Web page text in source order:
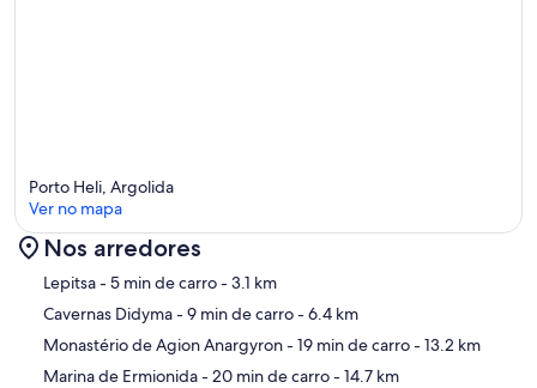
Wellness, Fitness & Experiences
• Yoga & Pilates classes – private sessions or group activities
• Personal training & rejuvenating massages – customized to
individual fitness levels
• Private sports instruction for kids and adults – tennis, basketball,
yoga, and swimming lessons, all led by certified coaches
• Swimming pool instructor for kids and adults available upon
• Tailored wellness treatments – ice bath therapy, guided relaxation,
and mindful breathing
Mapa
Porto Heli, Argolida
Ver no mapa
Nos arredores
Lepitsa- 5 min de carro- 3.1 km
Cavernas Didyma- 9 min de carro- 6.4 km
Monastério de Agion Anargyron- 19 min de carro- 13.2 km
Marina de Ermionida- 20 min de carro- 14.7 km